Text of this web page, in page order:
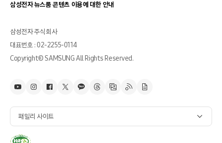
삼성전자 뉴스룸 콘텐츠 이용에 대한 안내
삼성전자 주식회사
대표번호 : 02-2255-0114
Copyright© SAMSUNG All Rights Reserved.
패밀리 사이트